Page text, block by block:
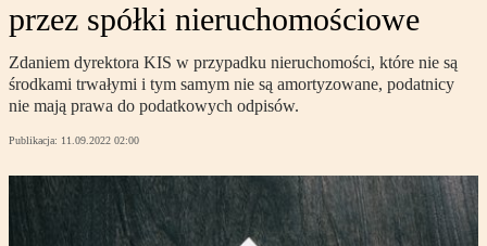
przez spółki nieruchomościowe
Zdaniem dyrektora KIS w przypadku nieruchomości, które nie są
środkami trwałymi i tym samym nie są amortyzowane, podatnicy
nie mają prawa do podatkowych odpisów.
Publikacja: 11.09.2022 02:00